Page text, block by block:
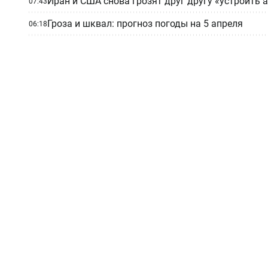
06:18Гроза и шквал: прогноз погоды на 5 апреля